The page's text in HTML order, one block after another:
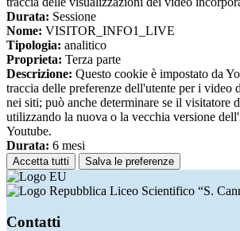
Durata: Sessione
Nome: VISITOR_INFO1_LIVE
Tipologia: analitico
Proprieta: Terza parte
Descrizione: Questo cookie è impostato da
traccia delle preferenze dell'utente per i video
nei siti; può anche determinare se il visitatore
utilizzando la nuova o la vecchia versione
Youtube.
Durata: 6 mesi
Accetta tutti Salva le preferenze
Liceo Scientifico “S.
Contatti